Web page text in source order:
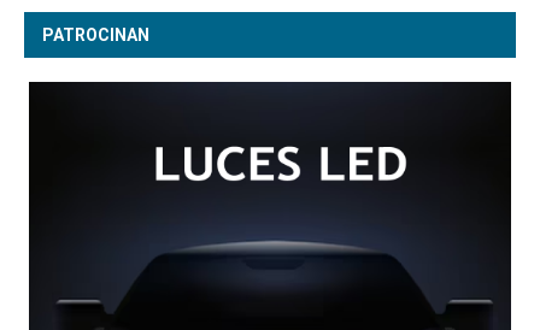
PATROCINAN